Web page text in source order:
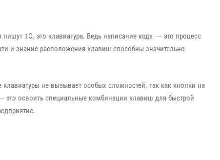
1С, это клавиатура. Ведь написание кода — это процесс
и знание расположения клавиш способны значительно
не вызывает особых сложностей, так как кнопки на
это освоить специальные комбинации клавиш для быстрой